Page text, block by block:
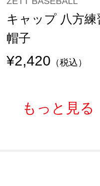
キャップ 八方練
帽子
¥2,420 （税込）
もっと見る